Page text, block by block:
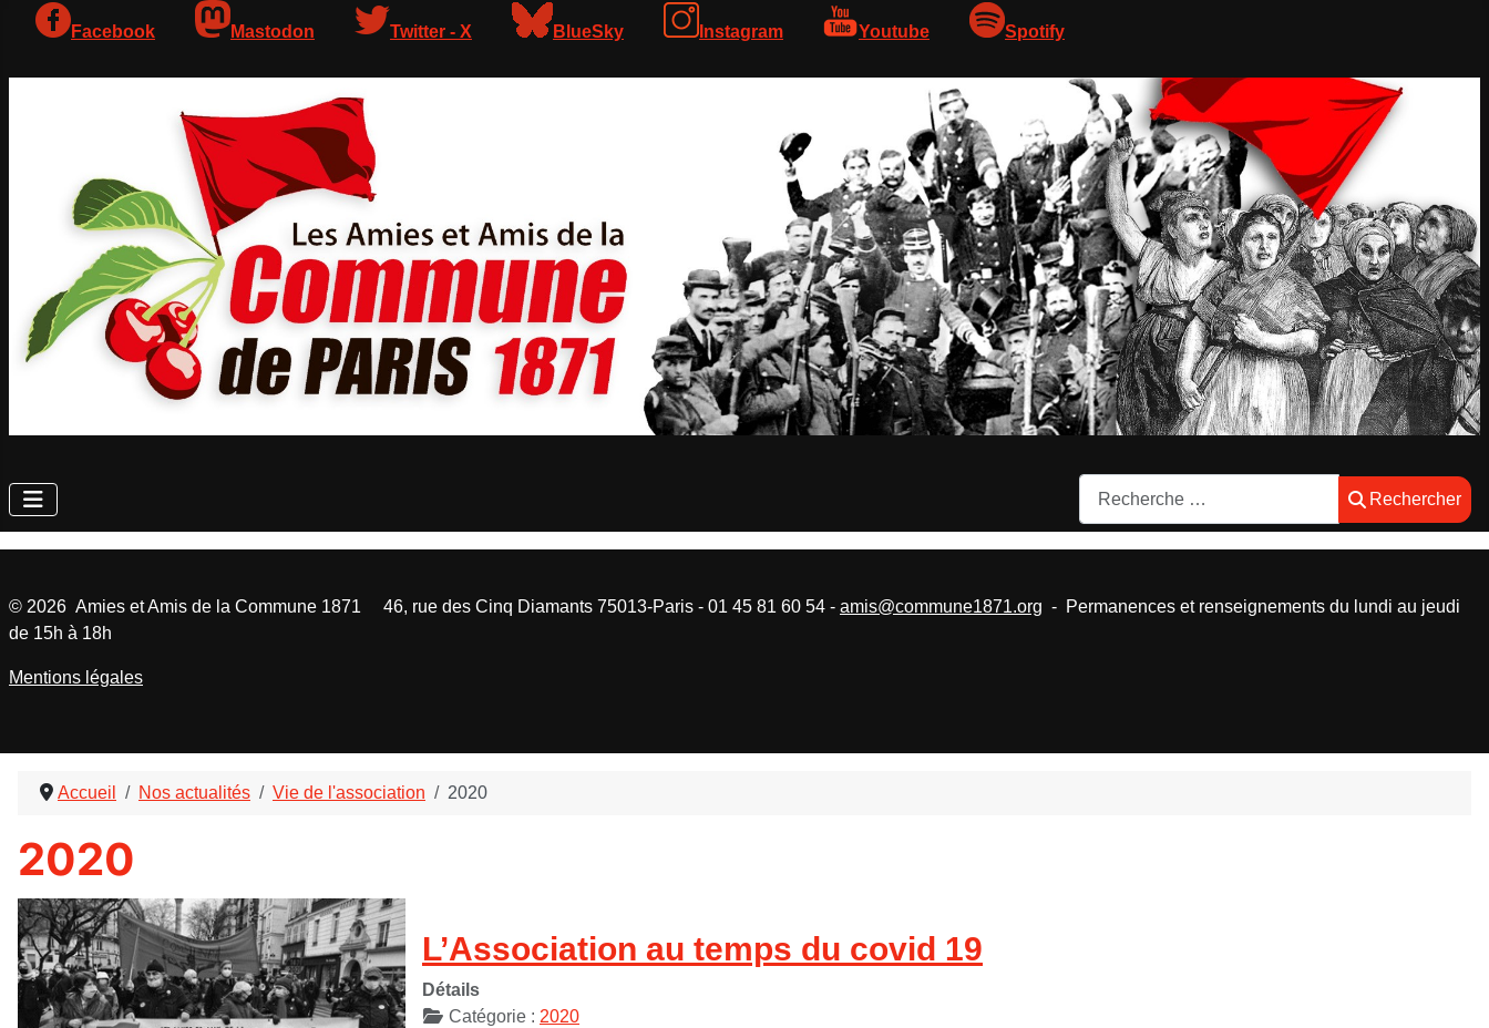
Facebook Mastodon Twitter - X BlueSky Instagram Youtube Spotify
Rechercher
Rechercher
Accueil Nos actualités Vie de l'association 2020
2020
L’Association au temps du covid 19
Détails
Catégorie : 2020
© 2026 Amies et Amis de la Commune 1871 46, rue des Cinq Diamants 75013-Paris - 01 45 81 60 54 - amis@commune1871.org - Permanences et renseignements du lundi au jeudi
de 15h à 18h
Mentions légales